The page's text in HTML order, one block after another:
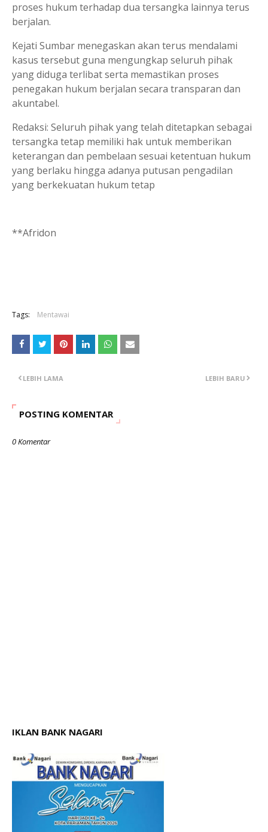
proses hukum terhadap dua tersangka lainnya terus
berjalan.
Kejati Sumbar menegaskan akan terus mendalami
kasus tersebut guna mengungkap seluruh pihak
yang diduga terlibat serta memastikan proses
penegakan hukum berjalan secara transparan dan
akuntabel.
Redaksi: Seluruh pihak yang telah ditetapkan sebagai
tersangka tetap memiliki hak untuk memberikan
keterangan dan pembelaan sesuai ketentuan hukum
yang berlaku hingga adanya putusan pengadilan
yang berkekuatan hukum tetap
**Afridon
Tags: Mentawai
LEBIH BARU
LEBIH LAMA
POSTING KOMENTAR
0 Komentar
IKLAN BANK NAGARI